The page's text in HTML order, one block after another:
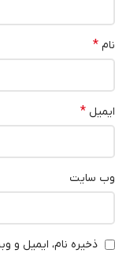
نام *
ایمیل *
وب‌ سایت
ذخیره نام، ایمیل و